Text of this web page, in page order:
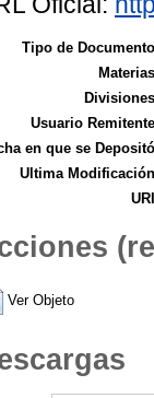
Tipo de
Usuario
en que se
Ultima
Ver Objeto